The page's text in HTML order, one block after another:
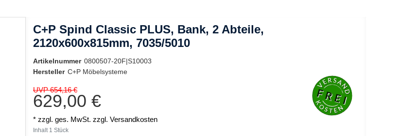
C+P Spind Classic PLUS, Bank, 2 Abteile,
2120x600x815mm, 7035/5010
Artikelnummer 0800507-20F|S10003
Hersteller C+P Möbelsysteme
UVP 654,16 €
629,00 €
* zzgl. ges. MwSt. zzgl. Versandkosten
Inhalt 1 Stück